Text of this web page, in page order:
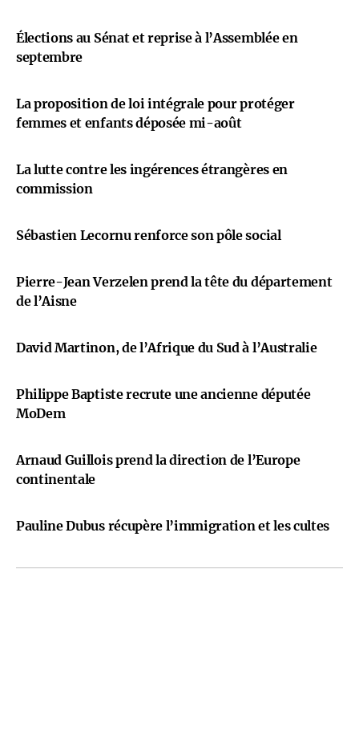
Élections au Sénat et reprise à l’Assemblée en
septembre
La proposition de loi intégrale pour protéger
femmes et enfants déposée mi-août
La lutte contre les ingérences étrangères en
commission
Sébastien Lecornu renforce son pôle social
Pierre-Jean Verzelen prend la tête du département
de l’Aisne
David Martinon, de l’Afrique du Sud à l’Australie
Philippe Baptiste recrute une ancienne députée
MoDem
Arnaud Guillois prend la direction de l’Europe
continentale
Pauline Dubus récupère l’immigration et les cultes